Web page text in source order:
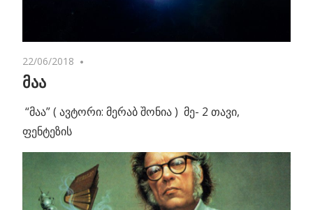
22/06/2018
მაა
“მაა” ( ავტორი: მერაბ შონია ) მე- 2 თავი,
ფენტეზის